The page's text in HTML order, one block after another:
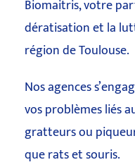
Biomaitris, votre
dératisation et la
région de Toulouse.
Nos agences
vos problèmes liés
gratteurs ou
que rats et souris.